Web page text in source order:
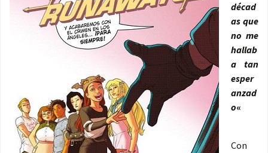
décad
as que
no me
hallab
a tan
esper
anzad
o«
Con